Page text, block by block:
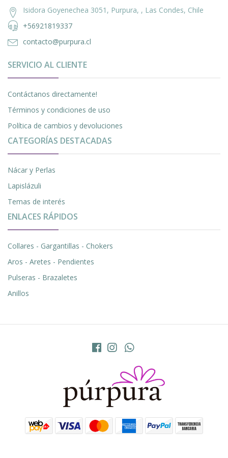
Isidora Goyenechea 3051, Purpura, , Las Condes, Chile
+56921819337
contacto@purpura.cl
SERVICIO AL CLIENTE
Contáctanos directamente!
Términos y condiciones de uso
Política de cambios y devoluciones
CATEGORÍAS DESTACADAS
Nácar y Perlas
Lapislázuli
Temas de interés
ENLACES RÁPIDOS
Collares - Gargantillas - Chokers
Aros - Aretes - Pendientes
Pulseras - Brazaletes
Anillos